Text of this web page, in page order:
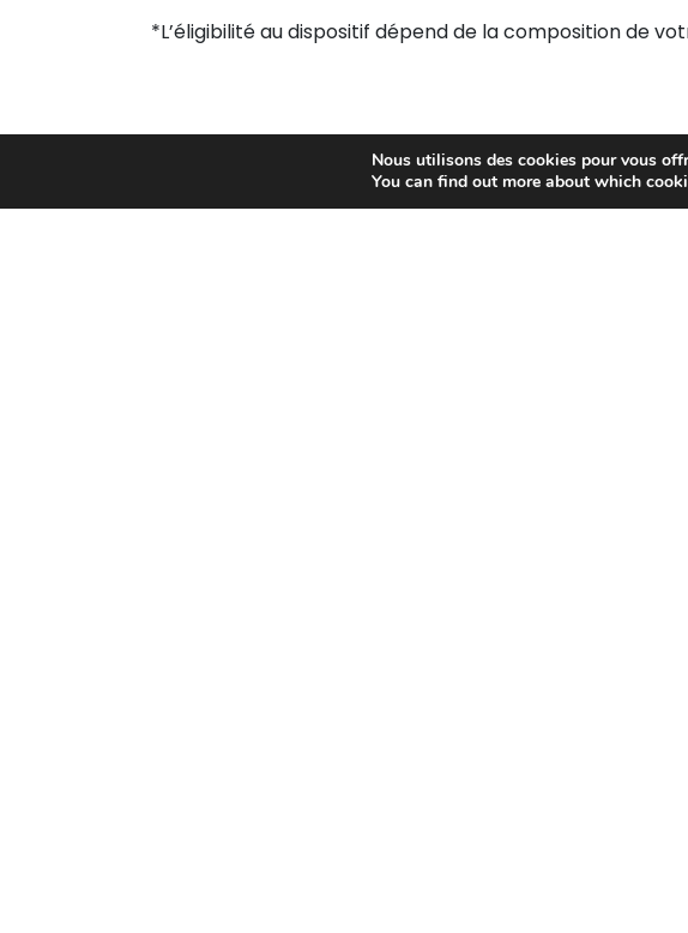
*L’éligibilité au dispositif dépend de la composition de
Les logements disponibles :
Nous utilisons des cookies pour vous
You can find out more about which